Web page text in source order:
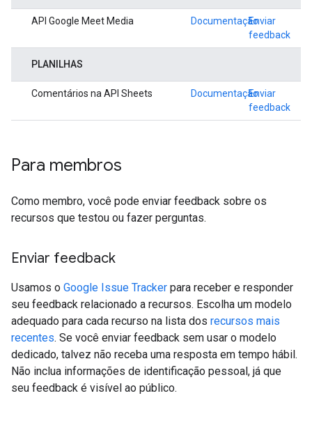
API Google Meet Media DocumentaçãoEnviar
feedback
PLANILHAS
Comentários na API Sheets DocumentaçãoEnviar
feedback
Para membros
Como membro, você pode enviar feedback sobre os
recursos que testou ou fazer perguntas.
Enviar feedback
Usamos o Google Issue Tracker para receber e responder
seu feedback relacionado a recursos. Escolha um modelo
adequado para cada recurso na lista dos recursos mais
recentes. Se você enviar feedback sem usar o modelo
dedicado, talvez não receba uma resposta em tempo hábil.
Não inclua informações de identificação pessoal, já que
seu feedback é visível ao público.